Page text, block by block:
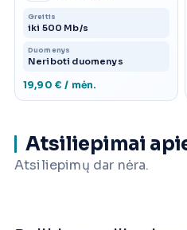
Greitis
iki 500 Mb/s
Duomenys
Neriboti duomenys
19,90 € / mėn.
Atsiliepimai
Atsiliepimų dar nėra.